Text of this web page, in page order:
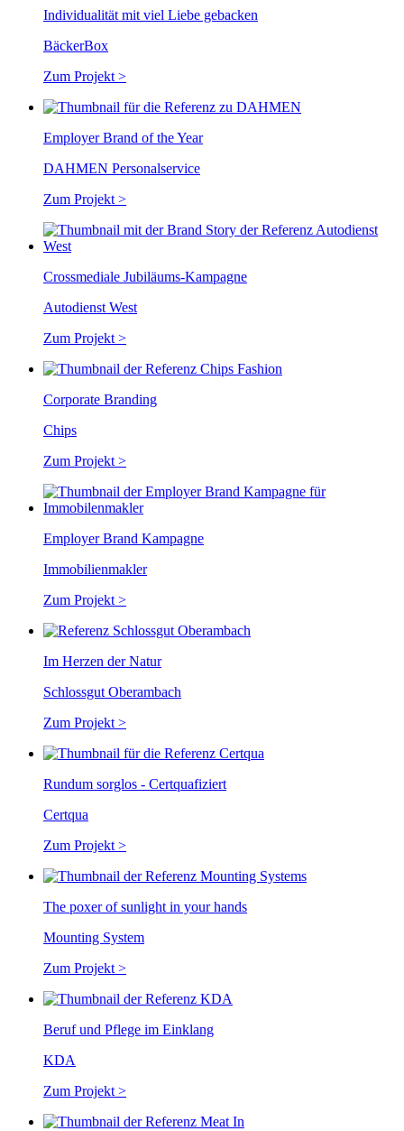
Individualität mit viel Liebe gebacken
BäckerBox
Zum Projekt >
Employer Brand of the Year
DAHMEN Personalservice
Zum Projekt >
Crossmediale Jubiläums-Kampagne
Autodienst West
Zum Projekt >
Corporate Branding
Chips
Zum Projekt >
Employer Brand Kampagne
Immobilienmakler
Zum Projekt >
Im Herzen der Natur
Schlossgut Oberambach
Zum Projekt >
Rundum sorglos - Certquafiziert
Certqua
Zum Projekt >
The poxer of sunlight in your hands
Mounting System
Zum Projekt >
Beruf und Pflege im Einklang
KDA
Zum Projekt >